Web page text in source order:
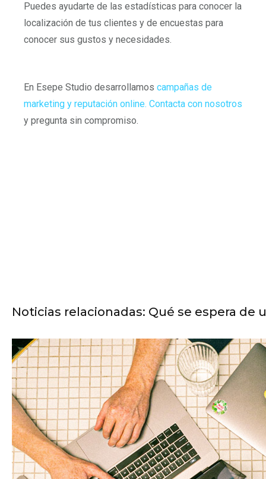
Puedes ayudarte de las estadísticas para conocer la
localización de tus clientes y de encuestas para
conocer sus gustos y necesidades.
En Esepe Studio desarrollamos campañas de
marketing y reputación online. Contacta con nosotros
y pregunta sin compromiso.
Noticias relacionadas: Qué se espera de